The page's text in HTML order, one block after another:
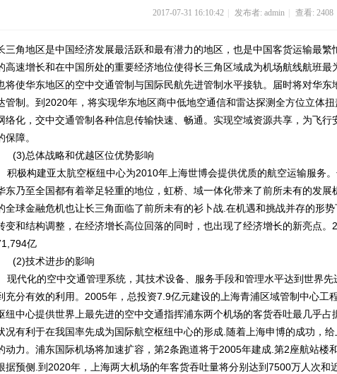
2017-07-31 16:10:42 发布者: admin 查看: 2408
三角地区是中国经济发展最活跃和最有潜力的地区，也是中国客货运输最
高速增长和在中国所处的重要经济地位使得长三角区域成为机场航线航班
将使华东地区的空中交通管制与国际民航先进管制水平接轨。届时将对华
管制。到2020年，将实现华东地区商中低地空通信和雷达探测全方位立体扭
络化，交中交通管制各种信息传输快速、畅通。实现空域资源共享，为飞行
保障。
(3)总体战略和优越区位优势影响
积极构建亚太肮空枢纽中心为2010年上海世博会提供优质的航空运输服务
东乃至全国都有着举足轻重的地位，虹桥、域一体化带来了前所未有的发展
全球金融危机也让长三角面临了前所未有的衫卜战.在机遇和挑战并存的形
变和结构调整，在经济增长高位回落的同时，也出现了经济增长的新亮点
亿
(2)技术进步的影响
现代化的空中交通管理系统，其技术设备、服务手段和管理水平达到世界
充分有效的利用。2005年，总投资7.9亿元建设的上海青浦区域管制中心工
纽中心提供世界上最先进的空中交通指挥浦东两个机场的客货吞吐最几乎
况有利于在我国率先成为国际航空枢纽中心的形成.随着上海申博的成功，
动力。浦东国际机场将加速扩容，第2条跑道将于2005年建成.第2座航站楼
据预侧.到2020年，上海两大机场的年客货吞吐量将分别达到7500万人次和